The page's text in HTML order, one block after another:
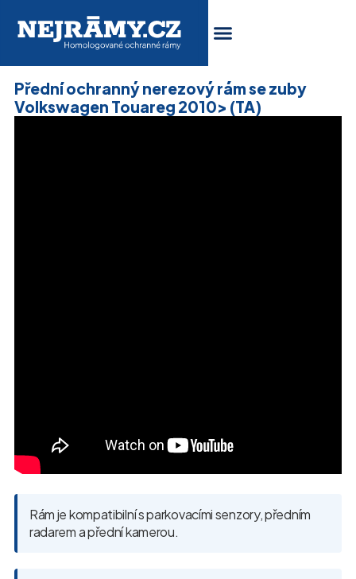
Přední ochranný nerezový rám se zuby
Volkswagen Touareg 2010> (TA)
Rám je kompatibilní s parkovacími senzory, předním
radarem a přední kamerou.